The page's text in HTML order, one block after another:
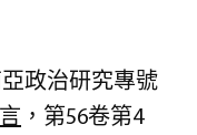
政治研究專號
，第56卷第4